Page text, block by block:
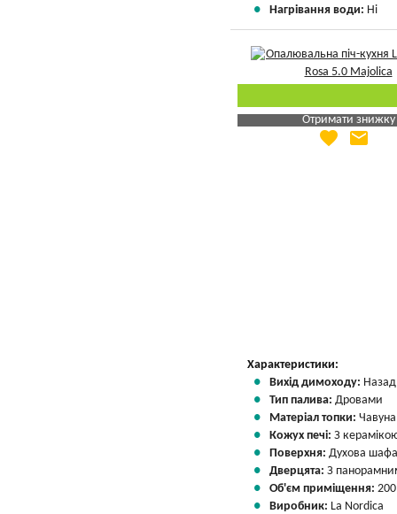
Нагрівання води: Ні
Отримати знижку
Яка Ваша ціна
favorite email
Характеристики:
Вихід димоходу:
Тип палива: Дровами
Матеріал топки: Чавуна
Кожух печі: З
Поверхня: Духова
Дверцята: З
Об'єм приміщення:
Виробник: La Nordica